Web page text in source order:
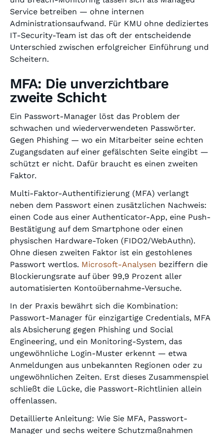
Service betreiben — ohne internen
Administrationsaufwand. Für KMU ohne dediziertes
IT-Security-Team ist das oft der entscheidende
Unterschied zwischen erfolgreicher Einführung und
Scheitern.
MFA: Die unverzichtbare
zweite Schicht
Ein Passwort-Manager löst das Problem der
schwachen und wiederverwendeten Passwörter.
Gegen Phishing — wo ein Mitarbeiter seine echten
Zugangsdaten auf einer gefälschten Seite eingibt —
schützt er nicht. Dafür braucht es einen zweiten
Faktor.
Multi-Faktor-Authentifizierung (MFA) verlangt
neben dem Passwort einen zusätzlichen Nachweis:
einen Code aus einer Authenticator-App, eine Push-
Bestätigung auf dem Smartphone oder einen
physischen Hardware-Token (FIDO2/WebAuthn).
Ohne diesen zweiten Faktor ist ein gestohlenes
Passwort wertlos. Microsoft-Analysen beziffern die
Blockierungsrate auf über 99,9 Prozent aller
automatisierten Kontoübernahme-Versuche.
In der Praxis bewährt sich die Kombination:
Passwort-Manager für einzigartige Credentials, MFA
als Absicherung gegen Phishing und Social
Engineering, und ein Monitoring-System, das
ungewöhnliche Login-Muster erkennt — etwa
Anmeldungen aus unbekannten Regionen oder zu
ungewöhnlichen Zeiten. Erst dieses Zusammenspiel
schließt die Lücke, die Passwort-Richtlinien allein
offenlassen.
Detaillierte Anleitung: Wie Sie MFA, Passwort-
Manager und sechs weitere Schutzmaßnahmen